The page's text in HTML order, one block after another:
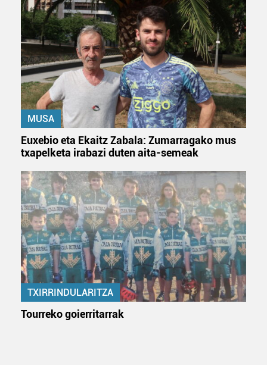
MUSA
Euxebio eta Ekaitz Zabala: Zumarragako mus
txapelketa irabazi duten aita-semeak
TXIRRINDULARITZA
Tourreko goierritarrak